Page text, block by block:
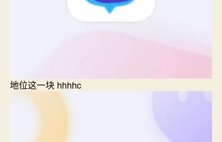
地位这一块 hhhhc